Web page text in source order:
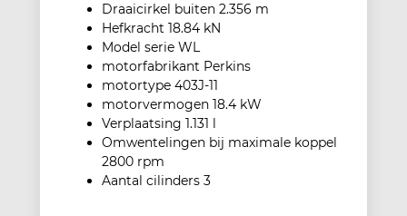
Draaicirkel buiten 2.356 m
Hefkracht 18.84 kN
Model serie WL
motorfabrikant Perkins
motortype 403J-11
motorvermogen 18.4 kW
Verplaatsing 1.131 l
Omwentelingen bij maximale koppel
2800 rpm
Aantal cilinders 3